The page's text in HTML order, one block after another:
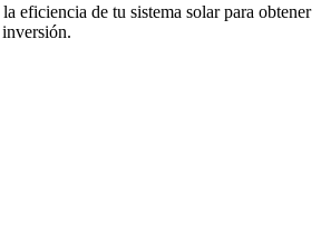
eficiencia de tu sistema solar para obtener